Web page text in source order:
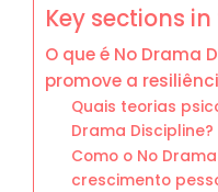
Key sections
O que é No Drama
promove a
Quais teorias
Drama Discipline?
Como o No
crescimento